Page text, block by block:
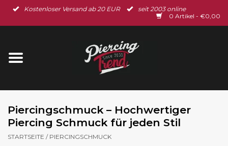
Kostenloser Versand ab 20 EUR
seit 2003 online
0 Artikel - €0,00
Startseite
Ohrschmuck
Piercingschmuck – Hochwertiger
Piercing Schmuck für jeden Stil
STARTSEITE / PIERCINGSCHMUCK